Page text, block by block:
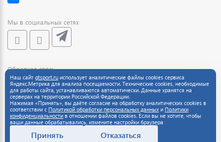
Мы в социальных сетях
Обратная связь
Наш сайт gtsport.ru использует аналитические файлы cookies сервиса
Яндекс.Метрика для анализа посещаемости. Технические cookies, необходимые
для работы сайта, устанавливаются автоматически. Данные хранятся на
серверах на территории Российской Федерации.
Нажимая «Принять», вы даёте согласие на обработку аналитических cookies в
соответствии с Политикой обработки персональных данных и Политики
конфиденциальности в отношении файлов cookies. Если вы не хотите, чтобы
ваши данные обрабатывались, измените настройки браузера
Принять Отказаться